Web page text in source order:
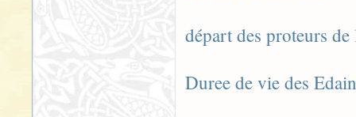
départ des proteurs
Duree de vie des Edain